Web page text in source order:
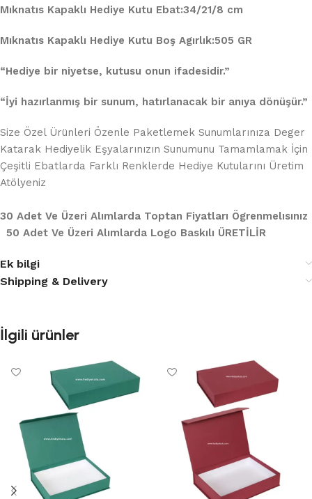
Mıknatıs Kapaklı Hediye Kutu Ebat:34/21/8 cm
Mıknatıs Kapaklı Hediye Kutu Boş Agırlık:505 GR
“Hediye bir niyetse, kutusu onun ifadesidir.”
“İyi hazırlanmış bir sunum, hatırlanacak bir anıya dönüşür.”
Size Özel Ürünleri Özenle Paketlemek Sunumlarınıza Deger
Katarak Hediyelik Eşyalarınızın Sunumunu Tamamlamak İçin
Çeşitli Ebatlarda Farklı Renklerde Hediye Kutularını Üretim
Atölyeniz
30 Adet Ve Üzeri Alımlarda Toptan Fiyatları Ögrenmelısınız
50 Adet Ve Üzeri Alımlarda Logo Baskılı ÜRETİLİR
Ek bilgi
Shipping & Delivery
İlgili ürünler